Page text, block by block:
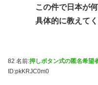
この件で日本が
具体的に教えて
82 名前:押しボタン式の匿名希望
ID:pkKRJC0m0